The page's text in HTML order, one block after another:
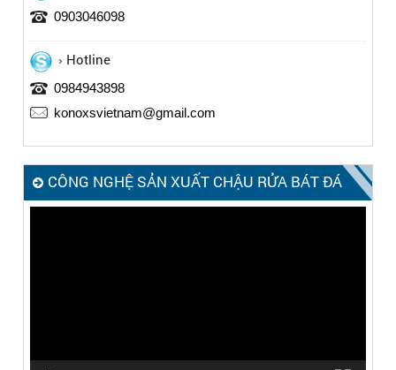
0903046098
Hotline
0984943898
konoxsvietnam@gmail.com
CÔNG NGHỆ SẢN XUẤT CHẬU RỬA BÁT ĐÁ